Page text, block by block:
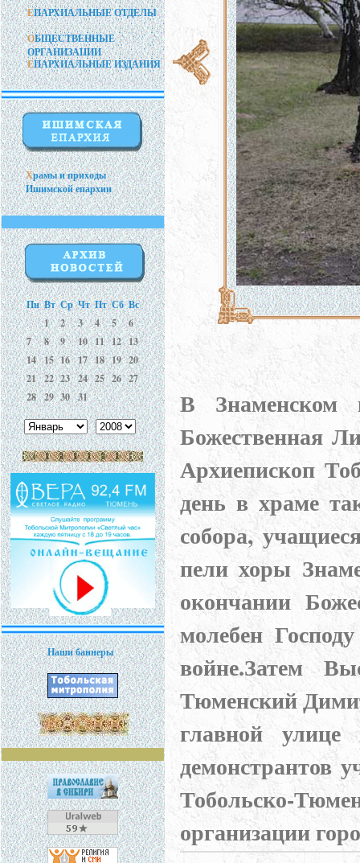
Храмы и приходы
Ишимской епархии
Пн Вт Ср Чт Пт Сб Вс
1
2 3 4 5
6
7
8 9 10 11 12 13
14 15 16 17 18 19 20
21 22 23 24 25 26 27
28 29 30 31
Наши баннеры
В Знаменском
Божественная
Архиепископ
день в храме
собора,
пели хоры
окончании
молебен
войне.Затем
Тюменский
главной
демонстрантов
Тобольско-
организации
ЕПАРХИАЛЬНЫЕ ОТДЕЛЫ
ОБЩЕСТВЕННЫЕ
ОРГАНИЗАЦИИ
ЕПАРХИАЛЬНЫЕ ИЗДАНИЯ